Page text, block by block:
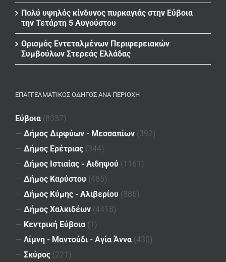
Πολύ υψηλός κίνδυνος πυρκαγιάς στην Εύβοια
την Τετάρτη 5 Αυγούστου
Ορισμός Εντεταλμένων Περιφερειακών
Συμβούλων Στερεάς Ελλάδας
ΕΠΑΓΓΕΛΜΑΤΙΚΌΣ ΟΔΗΓΌΣ ΑΝΆ ΠΕΡΙΟΧΉ
Εύβοια (8337)
— Δήμος Διρφύων - Μεσσαπίων (392)
— Δήμος Ερέτριας (344)
— Δήμος Ιστιαίας - Αιδηψού (1161)
— Δήμος Καρύστου (485)
— Δήμος Κύμης - Αλιβερίου (886)
— Δήμος Χαλκιδέων (4418)
— Κεντρική Εύβοια (1)
— Λίμνη - Μαντούδι - Αγία Άννα (430)
— Σκύρος (221)